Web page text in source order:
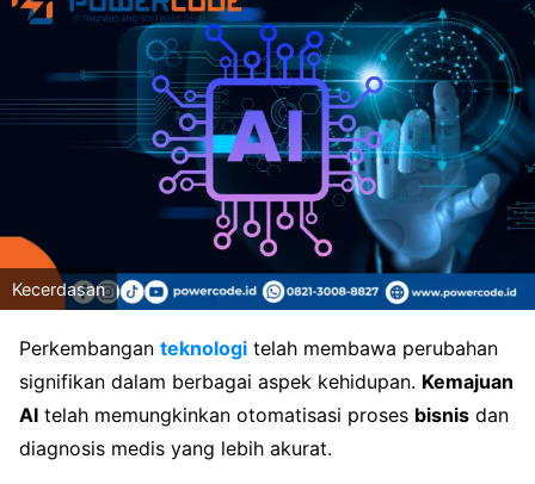
Kecerdasan
Perkembangan teknologi telah membawa perubahan
signifikan dalam berbagai aspek kehidupan. Kemajuan
AI telah memungkinkan otomatisasi proses bisnis dan
diagnosis medis yang lebih akurat.